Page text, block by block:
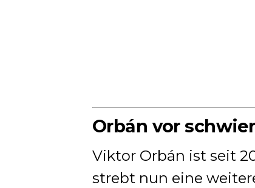
Orbán vor
Viktor Orbán ist seit
strebt nun eine